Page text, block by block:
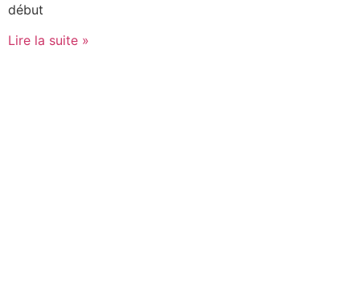
début
Lire la suite »